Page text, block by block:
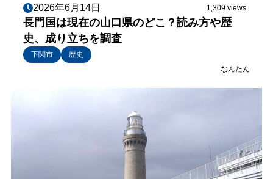
2026年6月14日 1,309 views
長門国は現在の山口県のどこ？読み方や歴
史、成り立ちを調査
下関市
歴史
なんたん